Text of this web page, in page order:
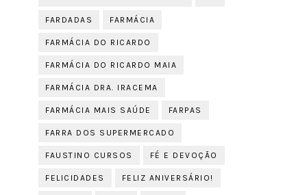
FARDADAS FARMÁCIA
FARMÁCIA DO RICARDO
FARMÁCIA DO RICARDO MAIA
FARMÁCIA DRA. IRACEMA
FARMÁCIA MAIS SAÚDE FARPAS
FARRA DOS SUPERMERCADO
FAUSTINO CURSOS FÉ E DEVOÇÃO
FELICIDADES FELIZ ANIVERSÁRIO!